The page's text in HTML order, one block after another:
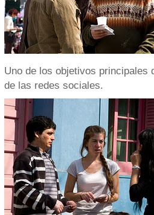
Uno de los objetivos principales
de las redes sociales.